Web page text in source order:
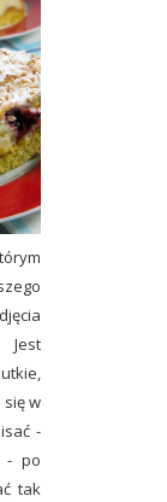
Jest
w
-
- po
tak